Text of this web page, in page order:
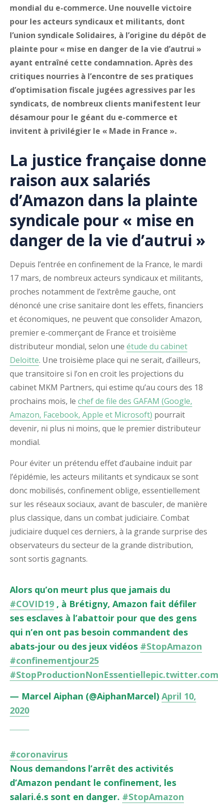
mondial du e-commerce. Une nouvelle victoire
pour les acteurs syndicaux et militants, dont
l’union syndicale Solidaires, à l’origine du dépôt de
plainte pour « mise en danger de la vie d’autrui »
ayant entraîné cette condamnation. Après des
critiques nourries à l’encontre de ses pratiques
d’optimisation fiscale jugées agressives par les
syndicats, de nombreux clients manifestent leur
désamour pour le géant du e-commerce et
invitent à privilégier le « Made in France ».
La justice française donne
raison aux salariés
d’Amazon dans la plainte
syndicale pour « mise en
danger de la vie d’autrui »
Depuis l’entrée en confinement de la France, le mardi
17 mars, de nombreux acteurs syndicaux et militants,
proches notamment de l’extrême gauche, ont
dénoncé une crise sanitaire dont les effets, financiers
et économiques, ne peuvent que consolider Amazon,
premier e-commerçant de France et troisième
distributeur mondial, selon une étude du cabinet
Deloitte. Une troisième place qui ne serait, d’ailleurs,
que transitoire si l’on en croit les projections du
cabinet MKM Partners, qui estime qu’au cours des 18
prochains mois, le chef de file des GAFAM (Google,
Amazon, Facebook, Apple et Microsoft) pourrait
devenir, ni plus ni moins, que le premier distributeur
mondial.
Pour éviter un prétendu effet d’aubaine induit par
l’épidémie, les acteurs militants et syndicaux se sont
donc mobilisés, confinement oblige, essentiellement
sur les réseaux sociaux, avant de basculer, de manière
plus classique, dans un combat judiciaire. Combat
judiciaire duquel ces derniers, à la grande surprise des
observateurs du secteur de la grande distribution,
sont sortis gagnants.
Alors qu’on meurt plus que jamais du
#COVID19 , à Brétigny, Amazon fait défiler
ses esclaves à l’abattoir pour que des gens
qui n’en ont pas besoin commandent des
abats-jour ou des jeux vidéos #StopAmazon
#confinementjour25
#StopProductionNonEssentielle
— Marcel Aiphan (@AiphanMarcel) April 10,
2020
#coronavirus
Nous demandons l’arrêt des activités
d’Amazon pendant le confinement, les
salari.é.s sont en danger. #StopAmazon